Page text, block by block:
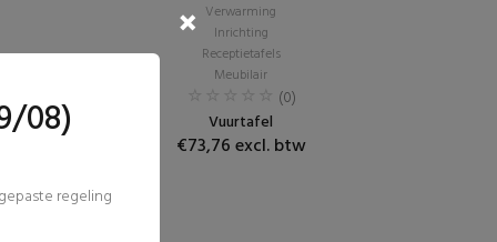
Verwarming
Inrichting
Receptietafels
Meubilair
(0)
Vuurtafel
€73,76 excl. btw
08)
regeling